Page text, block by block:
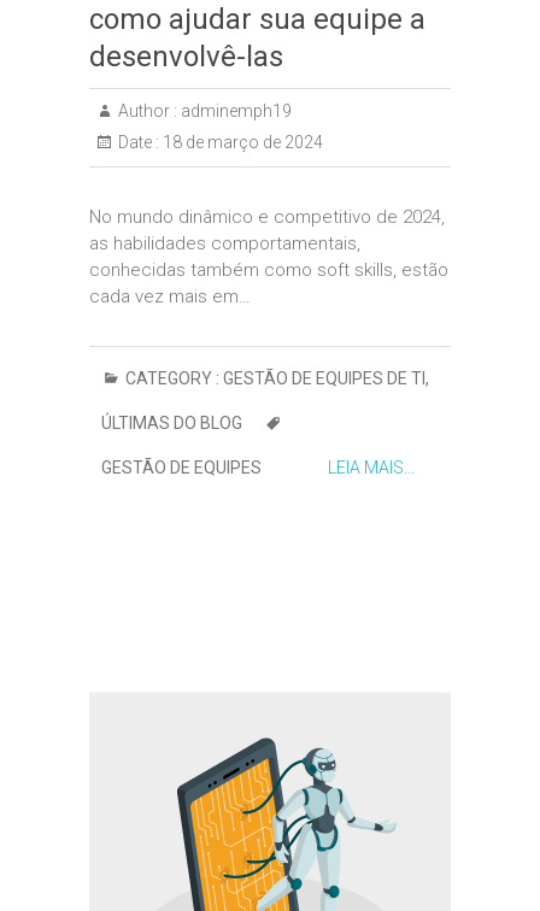
como ajudar sua equipe a
desenvolvê-las
Author : adminemph19
Date : 18 de março de 2024
No mundo dinâmico e competitivo de 2024,
as habilidades comportamentais,
conhecidas também como soft skills, estão
cada vez mais em…
CATEGORY : GESTÃO DE EQUIPES DE TI,
ÚLTIMAS DO BLOG
GESTÃO DE EQUIPES LEIA MAIS...